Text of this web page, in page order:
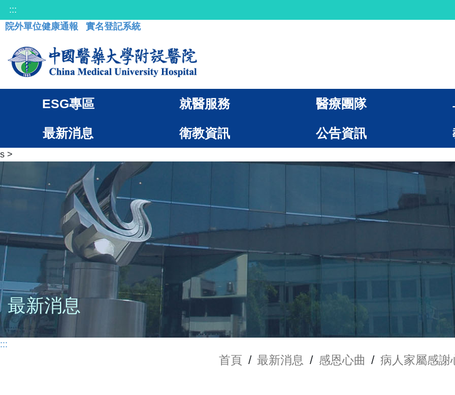
:::
院外單位健康通報
實名登記系統
ESG專區 就醫服務 醫療團隊
最新消息 衛教資訊 公告資訊
s >
最新消息
:::
首頁 / 最新消息 / 感恩心曲 / 病人家屬感謝